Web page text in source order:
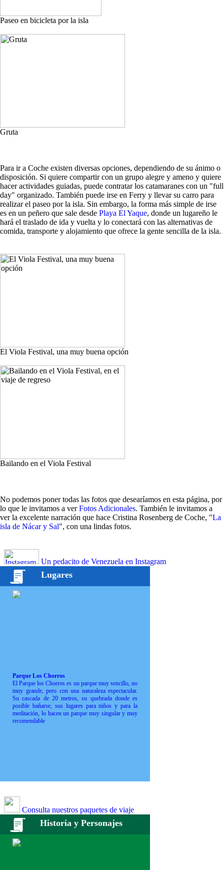
Paseo en bicicleta por la isla
Gruta
Para ir a Coche existen diversas opciones, dependiendo de su ánimo o
disposición. Si quiere compartir con un grupo alegre y ameno y quiere
hacer actividades guiadas, puede contratar los catamaranes con un "full
day" organizado. También puede irse en Ferry y llevar su carro para
realizar el paseo por la isla. Sin embargo, la forma más simple de irse
es en un peñero que sale desde Playa El Yaque, donde un lugareño le
hará el traslado de ida y vuelta y lo conectará con las alternativas de
comida, transporte y alojamiento que ofrece la gente sencilla de la isla.
El Viola Festival, una muy buena opción
Bailando en el Viola Festival
No podemos poner todas las fotos que desearíamos en esta página, por
lo que le invitamos a verFotos Adicionales. También le invitamos a
ver la excelente narración que hace Cristina Rosenberg de Coche, "La
isla de Nácar y Sal", con una lindas fotos.
Un pedacito de Venezuela en Instagram
Lugares
Parque Los Chorros
El Parque los Chorros es un parque muy sencillo, no
muy grande, pero con una naturaleza espectacular.
Su cascada de 20 metros, su quebrada donde es
posible bañarse, sus lugares para niños y para la
meditación, lo hacen un parque muy singular y muy
recomendable
Consulta nuestros paquetes de viaje
Historia y Personajes